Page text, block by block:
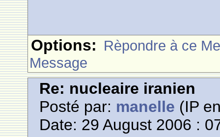
Options: Rèpondre à ce
Message
Re: nucleaire iranien
Posté par: manelle (IP
Date: 29 August 2006 :